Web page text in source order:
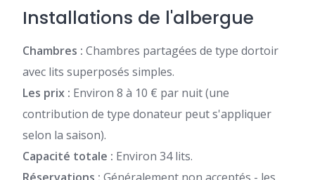
Installations de l'albergue
Chambres : Chambres partagées de type dortoir
avec lits superposés simples.
Les prix : Environ 8 à 10 € par nuit (une
contribution de type donateur peut s'appliquer
selon la saison).
Capacité totale : Environ 34 lits.